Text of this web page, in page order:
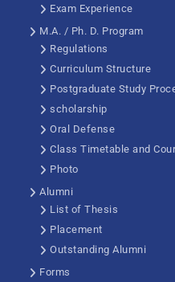
Exam Experience
M.A. / Ph. D. Program
Regulations
Curriculum Structure
Postgraduate Study
scholarship
Oral Defense
Class Timetable and
Photo
Alumni
List of Thesis
Placement
Outstanding Alumni
Forms